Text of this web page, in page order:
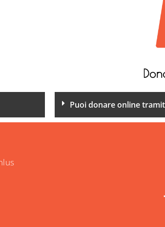
Puoi donare online